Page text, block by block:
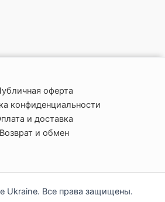
оферта
конфиденциальности
и доставка
Возврат и обмен
Ukraine. Все права защищены.